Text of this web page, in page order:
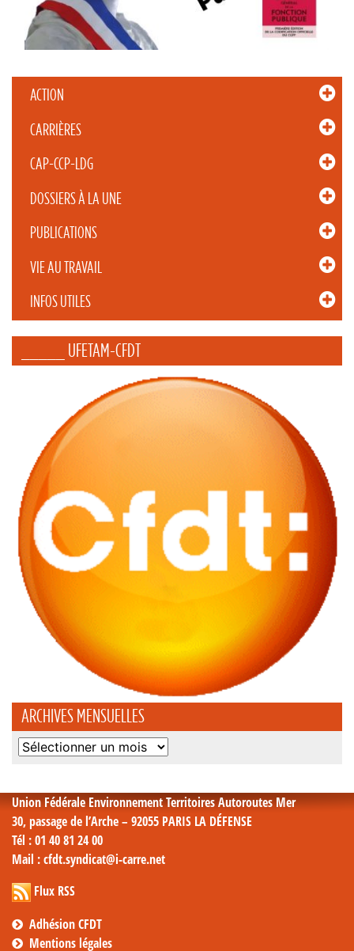
ACTION
CARRIÈRES
CAP-CCP-LDG
DOSSIERS À LA UNE
PUBLICATIONS
VIE AU TRAVAIL
INFOS UTILES
_____ UFETAM-CFDT
ARCHIVES MENSUELLES
Archives
Union Fédérale Environnement Territoires Autoroutes Mer
30, passage de l’Arche – 92055 PARIS LA DÉFENSE
Tél : 01 40 81 24 00
Mail : cfdt.syndicat@i-carre.net
Flux RSS
Adhésion CFDT
Mentions légales